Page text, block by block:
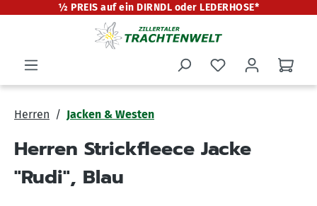
springen
½ PREIS auf ein DIRNDL oder LEDERHOSE*
Herren Jacken & Westen
Herren Strickfleece Jacke
"Rudi", Blau